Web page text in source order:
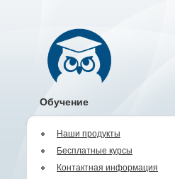
Обучение
Наши продукты
Бесплатные курсы
Контактная информация